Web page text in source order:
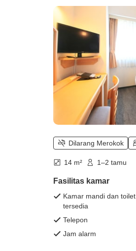
Fi)
Dilarang Merokok
14 m² 1–2 tamu
Fasilitas kamar
Kamar mandi dan toilet
tersedia
Telepon
Jam alarm